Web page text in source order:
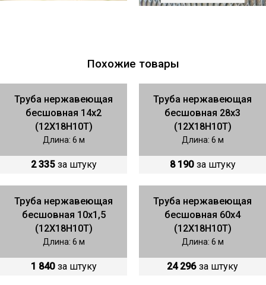
Похожие товары
Труба нержавеющая
бесшовная 14х2
(12Х18Н10Т)
Длина: 6 м
2 335 за штуку
Труба нержавеющая
бесшовная 28х3
(12Х18Н10Т)
Длина: 6 м
8 190 за штуку
Труба нержавеющая
бесшовная 10х1,5
(12Х18Н10Т)
Длина: 6 м
1 840 за штуку
Труба нержавеющая
бесшовная 60х4
(12Х18Н10Т)
Длина: 6 м
24 296 за штуку